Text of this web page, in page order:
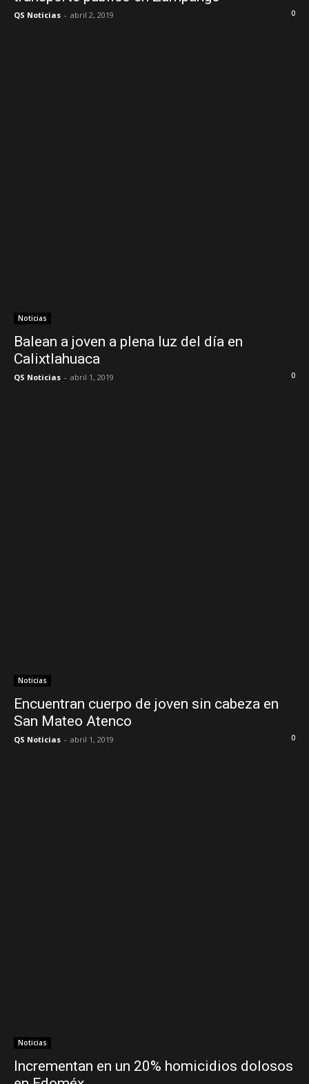
QS Noticias - abril 2, 2019 0
Noticias
Balean a joven a plena luz del día en
Calixtlahuaca
QS Noticias - abril 1, 2019 0
Noticias
Encuentran cuerpo de joven sin cabeza en
San Mateo Atenco
QS Noticias - abril 1, 2019 0
Noticias
Incrementan en un 20% homicidios dolosos